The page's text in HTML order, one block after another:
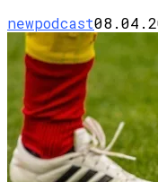
newpodcast